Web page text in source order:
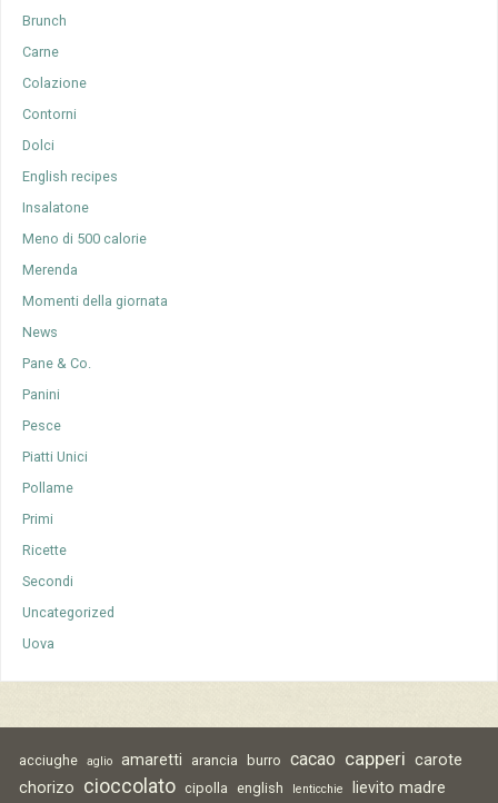
Brunch
Carne
Colazione
Contorni
Dolci
English recipes
Insalatone
Meno di 500 calorie
Merenda
Momenti della giornata
News
Pane & Co.
Panini
Pesce
Piatti Unici
Pollame
Primi
Ricette
Secondi
Uncategorized
Uova
acciughe aglio amaretti arancia burro cacao capperi carote
chorizo
cioccolato cipolla english lenticchie lievito madre